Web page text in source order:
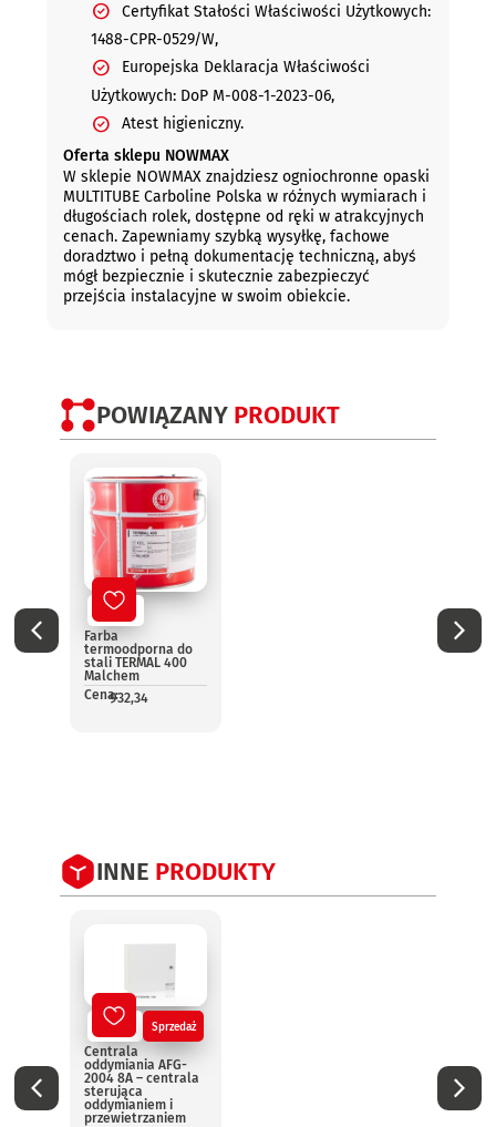
Certyfikat Stałości Właściwości Użytkowych:
1488-CPR-0529/W,
Europejska Deklaracja Właściwości
Użytkowych: DoP M-008-1-2023-06,
Atest higieniczny.
Oferta sklepu NOWMAX
W sklepie NOWMAX znajdziesz ogniochronne opaski
MULTITUBE Carboline Polska w różnych wymiarach i
długościach rolek, dostępne od ręki w atrakcyjnych
cenach. Zapewniamy szybką wysyłkę, fachowe
doradztwo i pełną dokumentację techniczną, abyś
mógł bezpiecznie i skutecznie zabezpieczyć
przejścia instalacyjne w swoim obiekcie.
POWIĄZANY PRODUKT
Nowy
Farba
termoodporna do
stali TERMAL 400
Malchem
Cena:932,34
Farba
INNE PRODUKTY
Nowy Sprzedaż
Centrala
oddymiania AFG-
2004 8A – centrala
sterująca
oddymianiem i
przewietrzaniem